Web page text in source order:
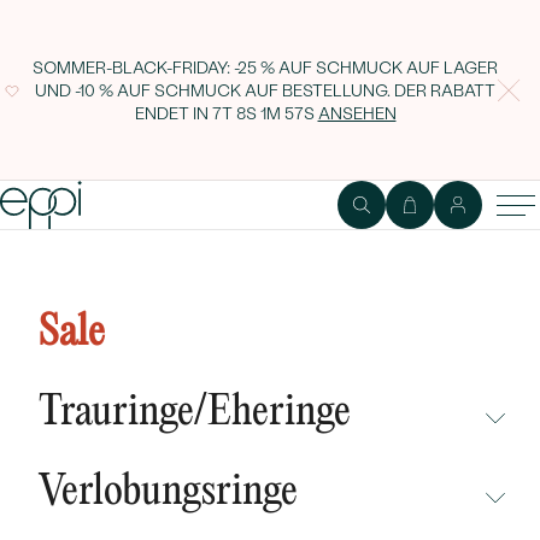
SOMMER-BLACK-FRIDAY: -25 % AUF SCHMUCK AUF LAGER
UND -10 % AUF SCHMUCK AUF BESTELLUNG. DER RABATT
ENDET IN 7T 8S 1M 57S ANSEHEN
Sale
Trauringe/Eheringe
NEUHEITEN
Verlobungsringe
Diamanten und Sapphiren Arnt